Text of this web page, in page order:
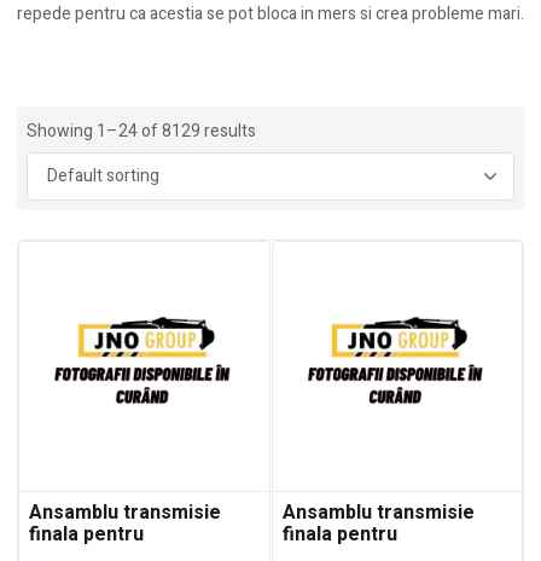
repede pentru ca acestia se pot bloca in mers si crea probleme mari.
Showing 1–24 of 8129 results
Ansamblu transmisie
finala pentru
Ansamblu transmisie
finala pentru